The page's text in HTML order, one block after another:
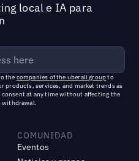
local e IA para
the companies of the uberall groupto
products, services, and market trends as
at any time without affecting the
withdrawal.
COMUNIDAD
Eventos